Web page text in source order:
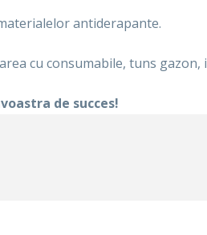
antiderapante.
cu consumabile, tuns
de succes!